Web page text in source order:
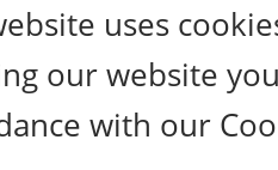
uses
our website
with our